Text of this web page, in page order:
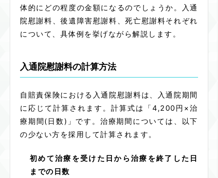
体的にどの程度の金額になるのでしょうか。入通
院慰謝料、後遺障害慰謝料、死亡慰謝料それぞれ
について、具体例を挙げながら解説します。
入通院慰謝料の計算方法
自賠責保険における入通院慰謝料は、入通院期間
に応じて計算されます。計算式は「4,200円×治
療期間(日数)」です。治療期間については、以下
の少ない方を採用して計算されます。
初めて治療を受けた日から治療を終了した日
までの日数